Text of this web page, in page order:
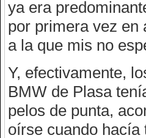
ya era
por primera vez en
a la que mis no
Y, efectivamente,
BMW de Plasa
pelos de punta,
oírse cuando hacía